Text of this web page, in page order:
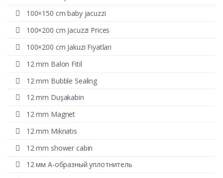
100×150 cm baby jacuzzi
100×200 cm Jacuzzi Prices
100×200 cm Jakuzi Fiyatları
12 mm Balon Fitil
12 mm Bubble Sealing
12 mm Duşakabin
12 mm Magnet
12 mm Mıknatıs
12 mm shower cabin
12 мм А-образный уплотнитель